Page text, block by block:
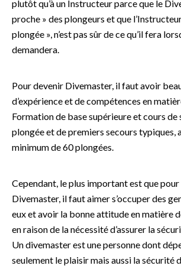
plutôt qu’à un Instructeur parce que le
proche » des plongeurs et que
plongée », n’est pas sûr de ce qu’il fera
demandera.
Pour devenir Divemaster, il faut avoir
d’expérience et de compétences en
Formation de base supérieure et cours de
plongée et de premiers secours typiques,
minimum de 60 plongées.
Cependant, le plus important est que
Divemaster, il faut aimer s’occuper des
eux et avoir la bonne attitude en matière
en raison de la nécessité d’assurer la
Un divemaster est une personne dont
seulement le plaisir mais aussi la sécurité